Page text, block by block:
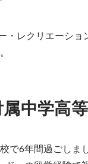
・レクリエーシ
中学高
で6年間過ごしまし